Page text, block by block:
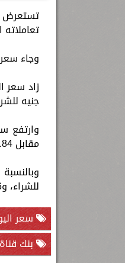
وجاء سعر اليورو
جنيه للشراء، و19.08
مقابل 18.84 جنيه للشراء، و19.07 جنيه للبيع أمس. وتكرر السعر ذاته في بنك مصر.
للشراء، و19.26 جنيه للبيع، مقابل 18.86 جنيه للشراء، و19.09 جنيه للبيع أمس.
سعر
بنك